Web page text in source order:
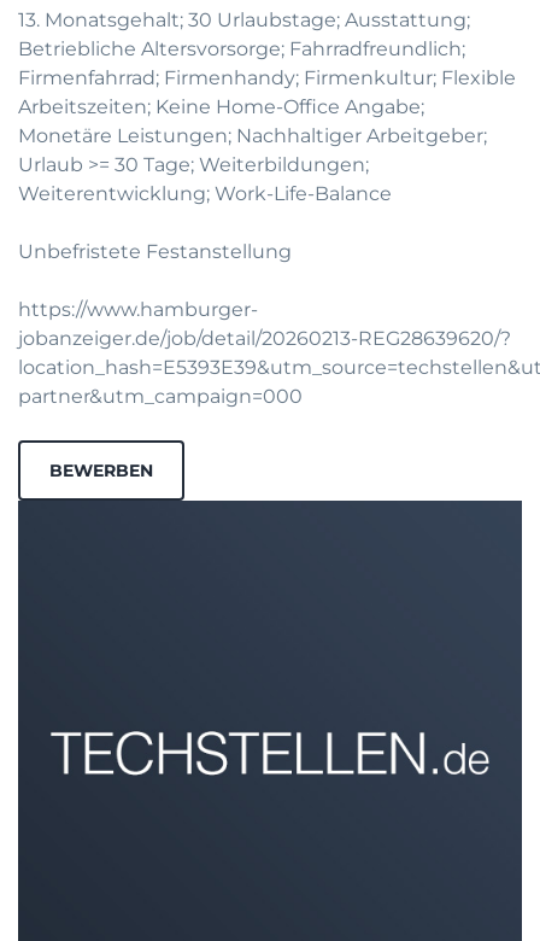
13. Monatsgehalt; 30 Urlaubstage; Ausstattung;
Betriebliche Altersvorsorge; Fahrradfreundlich;
Firmenfahrrad; Firmenhandy; Firmenkultur; Flexible
Arbeitszeiten; Keine Home-Office Angabe;
Monetäre Leistungen; Nachhaltiger Arbeitgeber;
Urlaub >= 30 Tage; Weiterbildungen;
Weiterentwicklung; Work-Life-Balance
Unbefristete Festanstellung
https://www.hamburger-
jobanzeiger.de/job/detail/20260213-REG28639620/?
partner&utm_campaign=000
BEWERBEN